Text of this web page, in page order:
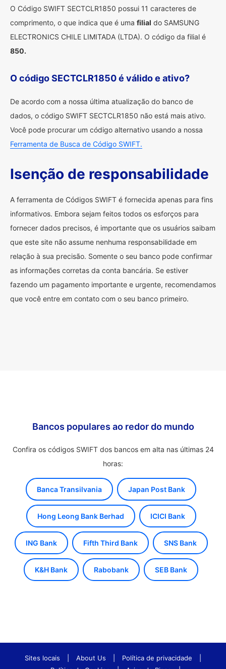
O Código SWIFT SECTCLR1850 possui 11 caracteres de
comprimento, o que indica que é uma filial do SAMSUNG
ELECTRONICS CHILE LIMITADA (LTDA). O código da filial é
850.
O código SECTCLR1850 é válido e ativo?
De acordo com a nossa última atualização do banco de
dados, o código SWIFT SECTCLR1850 não está mais ativo.
Você pode procurar um código alternativo usando a nossa
Ferramenta de Busca de Código SWIFT.
Isenção de responsabilidade
A ferramenta de Códigos SWIFT é fornecida apenas para fins
informativos. Embora sejam feitos todos os esforços para
fornecer dados precisos, é importante que os usuários saibam
que este site não assume nenhuma responsabilidade em
relação à sua precisão. Somente o seu banco pode confirmar
as informações corretas da conta bancária. Se estiver
fazendo um pagamento importante e urgente, recomendamos
que você entre em contato com o seu banco primeiro.
Bancos populares ao redor do mundo
Confira os códigos SWIFT dos bancos em alta nas últimas 24
horas:
Banca Transilvania Japan Post Bank
Hong Leong Bank Berhad ICICI Bank
ING Bank Fifth Third Bank SNS Bank
K&H Bank Rabobank SEB Bank
Sites locais About Us Política de privacidade